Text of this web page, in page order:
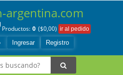
Ingresar Registro
Productos: 0 ($0,00)
argentina.com